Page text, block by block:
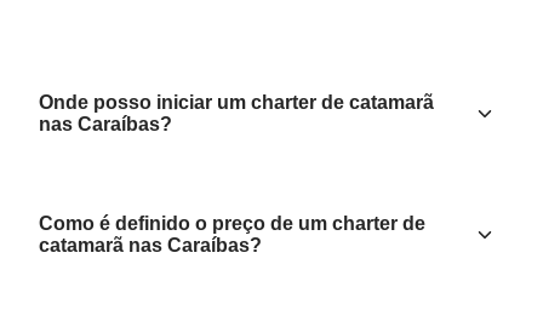
Onde posso iniciar um charter de catamarã
nas Caraíbas?
Como é definido o preço de um charter de
catamarã nas Caraíbas?